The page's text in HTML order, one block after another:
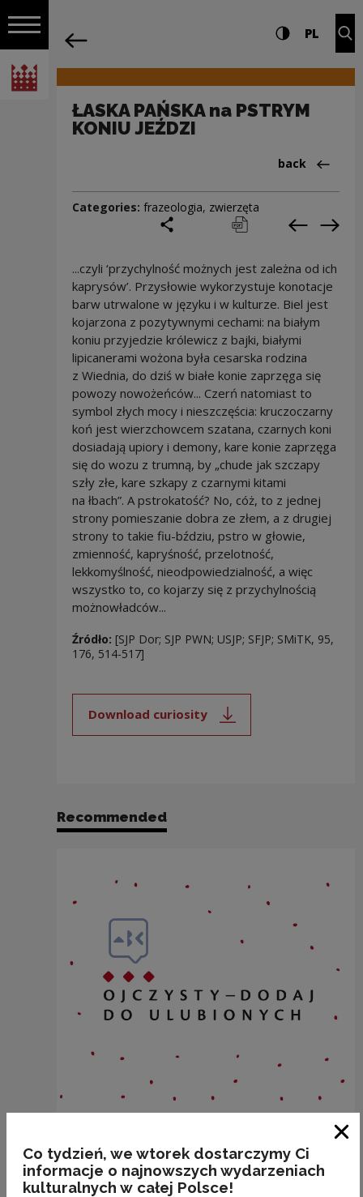
Open navigation
National Centre for Culture Poland
Navigation Settings and search
High contrast
PL
ŁASKA PAŃSKA na PSTRYM
KONIU JEŹDZI
Back
back
Categories: frazeologia, zwierzęta
print pobierz Previous
...czyli ‘przychylność możnych jest zależna od ich
kaprysów’. Przysłowie wykorzystuje konotacje
barw utrwalone w języku i w kulturze. Biel jest
kojarzona z pozytywnymi cechami: na białym
koniu przyjedzie królewicz z bajki, białymi
lipicanerami wożona była cesarska rodzina
z Wiednia, do dziś w białe konie zaprzęga się
powozy nowożeńców... Czerń natomiast to
symbol złych mocy i nieszczęścia: kruczoczarny
koń jest wierzchowcem szatana, czarnych koni
dosiadają upiory i demony, kare konie zaprzęga
się do wozu z trumną, by „chude jak szczapy
szły złe, kare szkapy z czarnymi kitami
na łbach”. A pstrokatość? No, cóż, to z jednej
strony pomieszanie dobra ze złem, a z drugiej
strony to takie fiu-bździu, pstro w głowie,
zmienność, kapryśność, przelotność,
lekkomyślność, nieodpowiedzialność, a więc
wszystko to, co kojarzy się z przychylnością
możnowładców...
Źródło: [SJP Dor; SJP PWN; USJP; SFJP; SMiTK, 95,
176, 514-517]
Download curiosity
Note, the link will open in a new
Recommended
BAKALIE
Co tydzień, we wtorek dostarczymy Ci
informacje o najnowszych wydarzeniach
kulturalnych w całej Polsce!